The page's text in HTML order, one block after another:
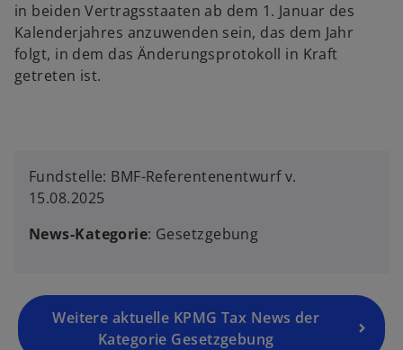
in beiden Vertragsstaaten ab dem 1. Januar des
Kalenderjahres anzuwenden sein, das dem Jahr
folgt, in dem das Änderungsprotokoll in Kraft
getreten ist.
Fundstelle: BMF-Referentenentwurf v.
15.08.2025
News-Kategorie: Gesetzgebung
Weitere aktuelle KPMG Tax News der
Kategorie Gesetzgebung